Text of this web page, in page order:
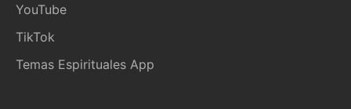
YouTube
TikTok
Temas Espirituales App